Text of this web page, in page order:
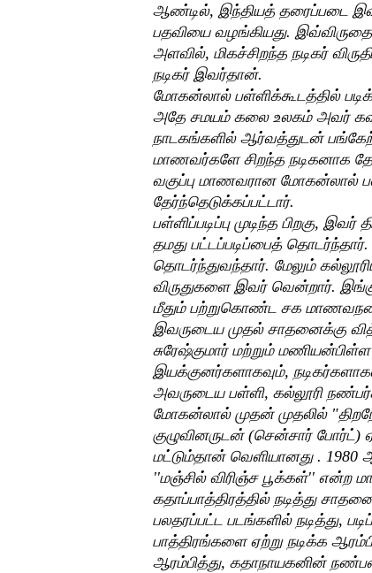
ஆண்டில், இந்தியத் தரைப்படை
பதவியை வழங்கியது.
அளவில், மிகச்சிறந்த நடிகர்
நடிகர் இவர்தான்.
மோகன்லால் பள்ளிக்கூடத்தில்
அதே சமயம் கலை உலகம் அவர்
நாடகங்களில் ஆர்வத்துடன்
மாணவர்களே சிறந்த நடிகனாக
வகுப்பு மாணவரான மோகன்லால்
தேர்ந்தெடுக்கப்பட்டார்.
பள்ளிப்படிப்பு முடிந்த பிறகு,
தமது பட்டப்படிப்பைத்
தொடர்ந்துவந்தார். மேலும்
விருதுகளை இவர் வென்றார்.
மீதும் பற்றுகொண்ட சக
இவருடைய முதல் சாதனைக்கு
சுரேஷ்குமார் மற்றும்
இயக்குனர்களாகவும்,
அவருடைய பள்ளி, கல்லூரி
மோகன்லால் முதன் முதலில்
குழுவினருடன் (சென்சார் போர்ட்)
மட்டும்தான் வெளியானது .
''மஞ்சில் விரிஞ்ச பூக்கள்'' என்ற
கதாப்பாத்திரத்தில் நடித்து
பலதரப்பட்ட படங்களில் நடித்து,
பாத்திரங்களை ஏற்று நடிக்க
ஆரம்பித்து, கதாநாயகனின்